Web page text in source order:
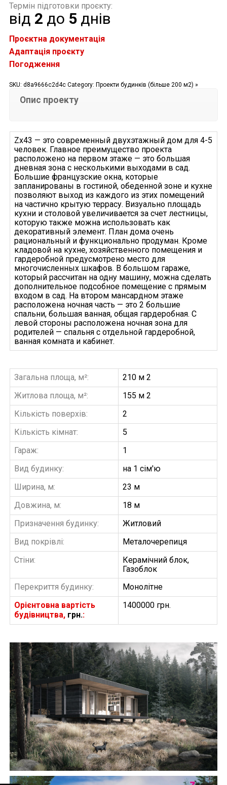
Термін підготовки проєкту:
від 2 до 5 днів
Проєктна документація
Адаптація проєкту
Погодження
SKU: d8a9666c2d4c Category: Проекти будинків (більше 200 м2) »
Опис проекту
Zx43 — это современный двухэтажный дом для 4-5
человек. Главное преимущество проекта
расположено на первом этаже — это большая
дневная зона с несколькими выходами в сад.
Большие французские окна, которые
запланированы в гостиной, обеденной зоне и кухне
позволяют выход из каждого из этих помещений
на частично крытую террасу. Визуально площадь
кухни и столовой увеличивается за счет лестницы,
которую также можна использовать как
декоративный элемент. План дома очень
рациональный и функционально продуман. Кроме
кладовой на кухне, хозяйственного помещения и
гардеробной предусмотрено место для
многочисленных шкафов. В большом гараже,
который рассчитан на одну машину, можна сделать
дополнительное подсобное помещение с прямым
входом в сад. На втором мансардном этаже
расположена ночная часть — это 2 большие
спальни, большая ванная, общая гардеробная. С
левой стороны расположена ночная зона для
родителей — спальня с отдельной гардеробной,
ванная комната и кабинет.
Загальна площа, м²:
210 м 2
Житлова площа, м²:
155 м 2
Кількість поверхів:
2
Кількість кімнат:
5
Гараж:
1
Вид будинку:
на 1 сім'ю
Ширина, м:
23 м
Довжина, м:
18 м
Призначення будинку:
Житловий
Вид покрівлі:
Металочерепиця
Стіни:
Керамічний блок,
Газоблок
Перекриття будинку:
Монолітне
Орієнтовна вартість
будівництва, грн.:
1400000 грн.
БУДІВНИЦТВО БУДИНКІВ
З
АББ”ТВІЙ ПРОЕКТ”
Замовити будівництво